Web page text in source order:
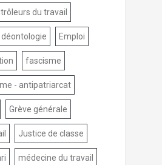
du travail
déontologie Emploi
fascisme
- antipatriarcat
Grève générale
Justice de classe
médecine du travail